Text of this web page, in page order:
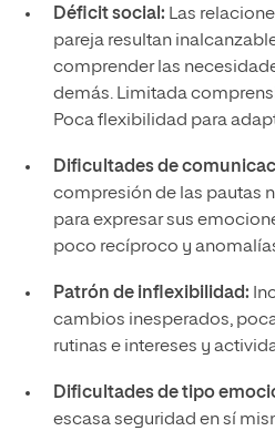
Déficit social: Las
pareja resultan
comprender las
demás. Limitada
Poca flexibilidad para
Dificultades de
compresión de las pautas
para expresar sus
poco recíproco y
Patrón de inflexibilidad:
cambios inesperados,
rutinas e intereses y
Dificultades de tipo
escasa seguridad en sí